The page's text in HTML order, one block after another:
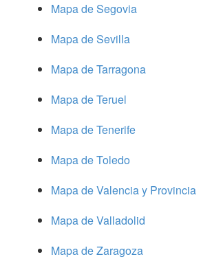
Mapa de Segovia
Mapa de Sevilla
Mapa de Tarragona
Mapa de Teruel
Mapa de Tenerife
Mapa de Toledo
Mapa de Valencia y Provincia
Mapa de Valladolid
Mapa de Zaragoza